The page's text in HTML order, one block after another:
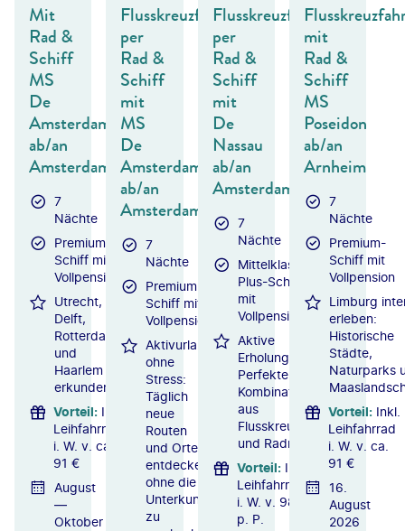
Mit
Rad &
Schiff
MS
De
Amsterdam
ab/an
Amsterdam
7
Nächte
Premium-
Schiff mit
Vollpension
Utrecht,
Delft,
Rotterdam
und
Haarlem
erkunden
Vorteil: Inkl.
Leihfahrrad
i. W. v. ca.
91 €
August
—
Oktober
Flusskreuzfahrt
per
Rad &
Schiff
mit
MS
De
Amsterdam
ab/an
Amsterdam
7
Nächte
Premium-
Schiff mit
Vollpension
Aktivurlaub
ohne
Stress:
Täglich
neue
Routen
und Orte
entdecken,
ohne die
Unterkunft
zu
Flusskreuzfahrt
per
Rad &
Schiff
mit
De
Nassau
ab/an
Amsterdam
7
Nächte
Mittelklasse-
Plus-Schiff
mit
Vollpension
Aktive
Erholung:
Perfekte
Kombination
aus
Flusskreuzfahrt
und Radreise
Vorteil: Inkl.
Leihfahrrad
i. W. v. 98 €
p. P.
mit
Rad &
Schiff
MS
Poseidon
ab/an
Arnheim
7
Nächte
Premium-
Schiff mit
Vollpension
Limburg
erleben:
Historische
Städte,
Naturparks
Vorteil: Inkl.
Leihfahrrad
i. W. v. ca.
91 €
16.
August
2026